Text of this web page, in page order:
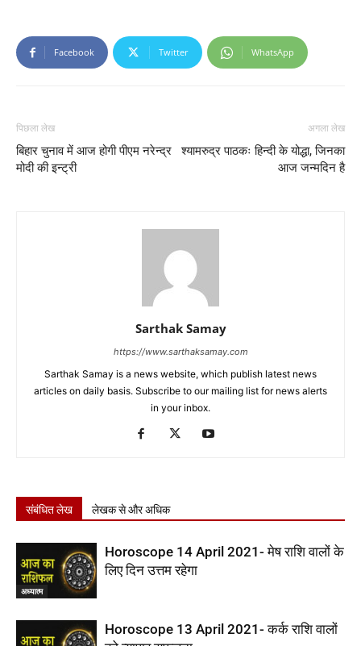
Facebook Twitter WhatsApp
पिछला लेख
बिहार चुनाव में आज होगी पीएम नरेन्द्र
मोदी की इन्ट्री
अगला लेख
श्यामरुद्र पाठकः हिन्दी के योद्धा, जिनका
आज जन्मदिन है
Sarthak Samay
https://www.sarthaksamay.com
Sarthak Samay is a news website, which publish latest news
articles on daily basis. Subscribe to our mailing list for news alerts
in your inbox.
संबंधित लेख लेखक से और अधिक
अध्यात्म
Horoscope 14 April 2021- मेष राशि वालों के
लिए दिन उत्तम रहेगा
Horoscope 13 April 2021- कर्क राशि वालों